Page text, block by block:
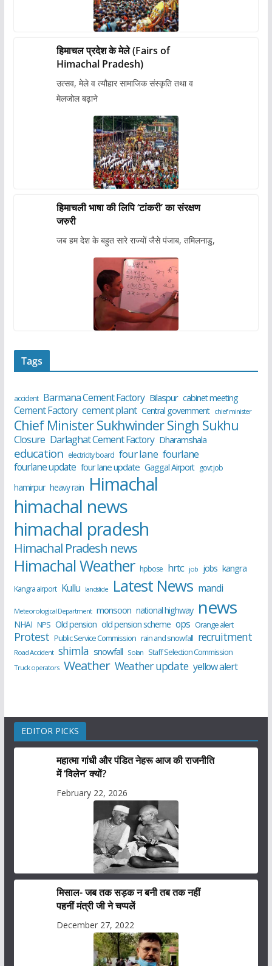
हिमाचल प्रदेश के मेले (Fairs of
Himachal Pradesh)
उत्सव, मेले व त्यौहार सामाजिक संस्कृति तथा व
मेलजोल बढ़ाने
हिमाचली भाषा की लिपि ‘टांकरी’ का संरक्षण
जरुरी
जब हम देश के बहुत सारे राज्यों जैसे पंजाब, तमिलनाडु,
Tags
accident Barmana Cement Factory Bilaspur cabinet meeting
Cement Factory cement plant Central government chief minister
Chief Minister Sukhwinder Singh Sukhu
Closure Darlaghat Cement Factory Dharamshala
education electricity board four lane fourlane
fourlane update four lane update Gaggal Airport govt job
hamirpur heavy rain Himachal
himachal news
himachal pradesh
Himachal Pradesh news
Himachal Weather hpbose hrtc job jobs kangra
Kangra airport Kullu landslide Latest News mandi
Meteorological Department monsoon national highway news
NHAI NPS Old pension old pension scheme ops Orange alert
Protest Public Service Commission rain and snowfall recruitment
Road Accident shimla snowfall Solan Staff Selection Commission
Truck operators Weather Weather update yellow alert
EDITOR PICKS
महात्मा गांधी और पंडित नेहरू आज की राजनीति
में ‘विलेन’ क्यों?
February 22, 2026
मिसाल- जब तक सड़क न बनी तब तक नहीं
पहनीं मंत्री जी ने चप्पलें
December 27, 2022